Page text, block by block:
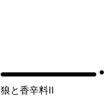
狼と香辛料II